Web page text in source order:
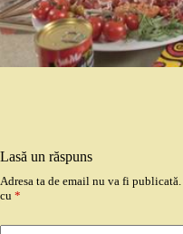
Lasă un răspuns
Adresa ta de email nu va fi publicată.
cu *